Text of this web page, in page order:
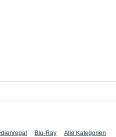
Blu-Ray Alle Kategorien